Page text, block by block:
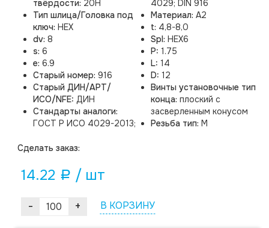
твёрдости: 20H
Тип шлица/Головка под
ключ: HEX
dv: 8
s: 6
e: 6.9
Старый номер: 916
Старый ДИН/АРТ/
ИСО/NFE: ДИН
Стандарты аналоги:
ГОСТ Р ИСО 4029-2013;
4029; DIN 916
Материал: A2
t: 4,8-8,0
Spl: HEX6
P: 1.75
L: 14
D: 12
Винты установочные тип
конца: плоский с
засверленным конусом
Резьба тип: M
Cделать заказ:
14.22 a / шт
- + В КОРЗИНУ